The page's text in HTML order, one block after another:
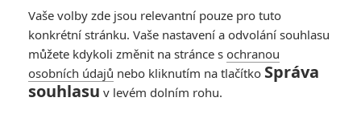
atentátu, který provedli
českoslovenští parašutisté
vyslaní zpět do vlasti exilovou
vládou z Londýna. Filmovou
adaptaci akce zvané Operace
Anthropoid nosil režisér,
Vaše volby zde jsou relevantní pouze pro tuto
konkrétní stránku. Vaše nastavení a odvolání souhlasu
můžete kdykoli změnit na stránce s ochranou
osobních údajů nebo kliknutím na tlačítko Správa
souhlasu v levém dolním rohu.